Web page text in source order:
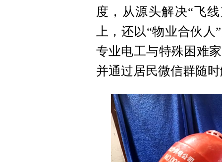
度，从源头解决“飞
上，还以“物业合伙
专业电工与特殊困难
并通过居民微信群随